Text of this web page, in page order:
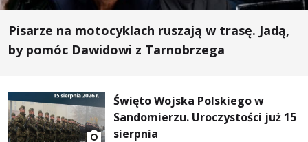
Pisarze na motocyklach ruszają w trasę. Jadą,
by pomóc Dawidowi z Tarnobrzega
Święto Wojska Polskiego w
Sandomierzu. Uroczystości już 15
sierpnia